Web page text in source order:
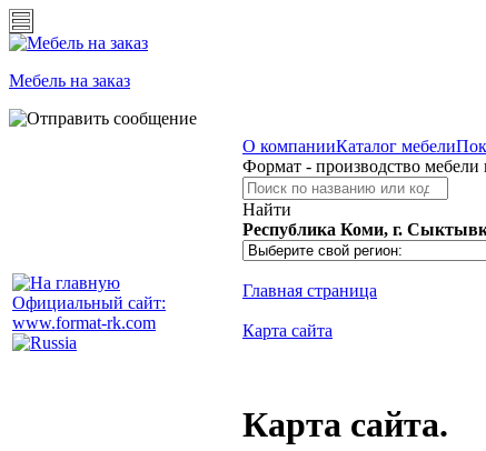
Мебель на заказ
Официальный сайт:
www.format-rk.com
О компанииКаталог мебели
Формат - производство
Найти
Республика Коми, г.
Главная страница
Карта сайта
Карта сайта.